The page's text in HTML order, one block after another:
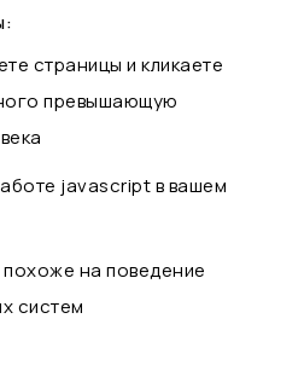
страницы и кликаете
превышающую
javascript в вашем
на поведение
систем